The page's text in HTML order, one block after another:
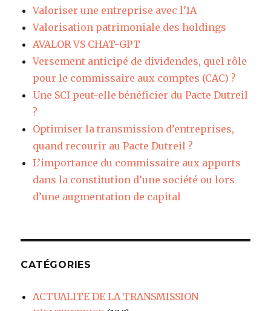
Valoriser une entreprise avec l’IA
Valorisation patrimoniale des holdings
AVALOR VS CHAT-GPT
Versement anticipé de dividendes, quel rôle
pour le commissaire aux comptes (CAC) ?
Une SCI peut-elle bénéficier du Pacte Dutreil
?
Optimiser la transmission d’entreprises,
quand recourir au Pacte Dutreil ?
L’importance du commissaire aux apports
dans la constitution d’une société ou lors
d’une augmentation de capital
CATÉGORIES
ACTUALITE DE LA TRANSMISSION